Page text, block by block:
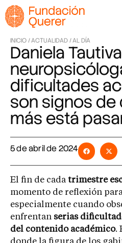
INICIO /ACTUALIDAD /AL DÍA
Daniela
dificultades
son signos de
más está
5 de abril de 2024
El fin de cada trimestre
momento de reflexión
especialmente cuando
enfrentan serias
del contenido académico.